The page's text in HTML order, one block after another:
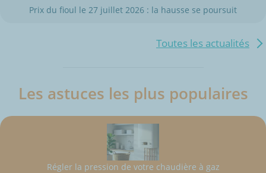
Prix du fioul le 27 juillet 2026 : la hausse se poursuit
Toutes les actualités
Les astuces les plus populaires
Régler la pression de votre chaudière à gaz